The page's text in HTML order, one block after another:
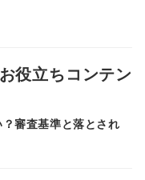
役立ちコンテン
審査基準と落とされ